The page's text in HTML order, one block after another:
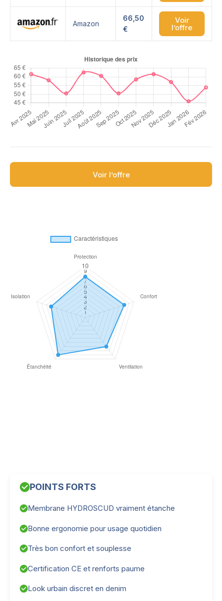
Amazon
66,50
€
Voir
l’offre
Voir l’offre
POINTS FORTS
Membrane HYDROSCUD vraiment étanche
Bonne ergonomie pour usage quotidien
Très bon confort et souplesse
Certification CE et renforts paume
Look urbain discret en denim